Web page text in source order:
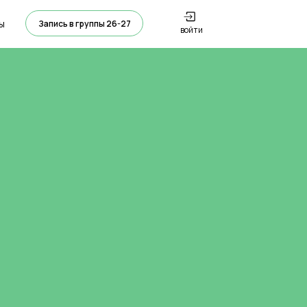
Запись в группы 26-27
войти